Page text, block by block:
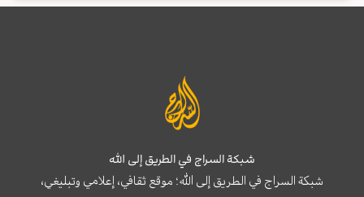
شبكة السراج في الطريق إلى الله
شبكة السراج في الطريق إلى الله؛ موقع ثقافي، إعلامي وتبليغي،